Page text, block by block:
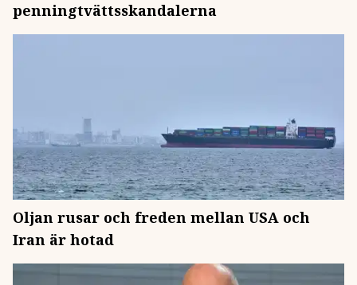
penningtvättsskandalerna
Oljan rusar och freden mellan USA och
Iran är hotad